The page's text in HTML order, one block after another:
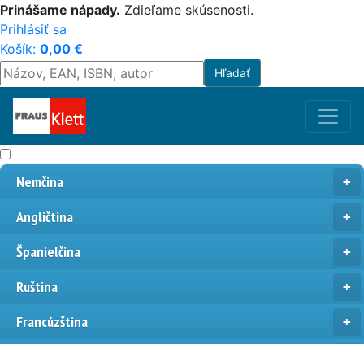
Prinášame nápady. Zdieľame skúsenosti.
Prihlásiť sa
Košík: 0,00 €
Nemčina
Angličtina
Španielčina
Ruština
Francúzština